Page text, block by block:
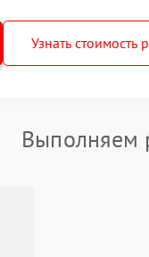
Узнать стоимость
Выполняем